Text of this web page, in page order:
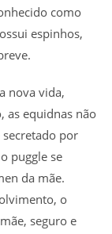
como
espinhos,
nova vida,
as equidnas não
por
puggle se
da mãe.
o
seguro e